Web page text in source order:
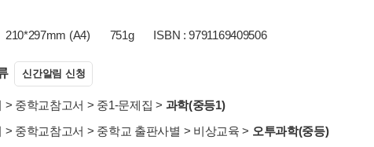
210*297mm (A4) 751g ISBN : 9791169409506
신간알림 신청
> 중학교참고서 > 중1-문제집 > 과학(중등1)
> 중학교참고서 > 중학교 출판사별 > 비상교육 > 오투과학(중등)